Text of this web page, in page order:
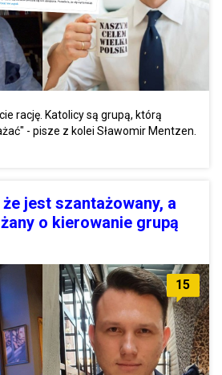
rację. Katolicy są grupą, którą
- pisze z kolei Sławomir Mentzen.
jest szantażowany, a
o kierowanie grupą
15